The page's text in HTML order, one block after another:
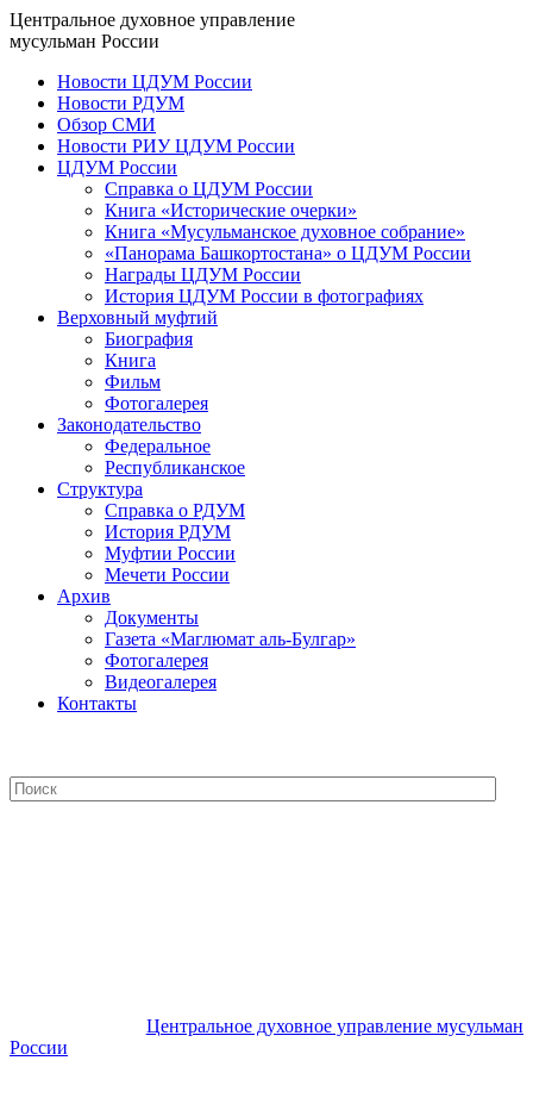
Центральное духовное управление
мусульман России
Новости ЦДУМ России
Новости РДУМ
Обзор СМИ
Новости РИУ ЦДУМ России
ЦДУМ России
Справка о ЦДУМ России
Книга «Исторические очерки»
Книга «Мусульманское духовное собрание»
«Панорама Башкортостана» о ЦДУМ России
Награды ЦДУМ России
История ЦДУМ России в фотографиях
Верховный муфтий
Биография
Книга
Фильм
Фотогалерея
Законодательство
Федеральное
Республиканское
Структура
Справка о РДУМ
История РДУМ
Муфтии России
Мечети России
Архив
Документы
Газета «Маглюмат аль-Булгар»
Фотогалерея
Видеогалерея
Контакты
Центральное духовное управление мусульман
России